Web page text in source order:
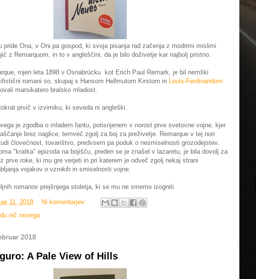
pride Ona, v Oni pa gospod, ki svoja pisanja rad začenja z modrimi mislimi
z Remarquom, in to v angleščini, da je bilo doživetje kar najbolj pristno.
rojen leta 1898 v Osnabrücku kot Erich Paul Remark, je bil nemški
romani so, skupaj s Hansom Hellmutom Kirstom in Louis-Ferdinandom
marsikatero bralsko mladost.
prvič v izvirniku, ki seveda ni angleški.
je zgodba o mladem fantu, potisnjenem v norost prve svetovne vojne, kjer
brez naglice, temveč zgolj za boj za preživetje. Remarque v tej nori
človečnost, tovarištvo, predvsem pa poduk o nesmiselnosti grozodejstev.
"kratka" epizoda na bojišču, preden se je znašel v lazaretu, je bila dovolj za
prve roke, ki mu gre verjeti in pri katerem je odveč zgolj nekaj strani
vojakov o vzrokih in smiselnosti vojne.
romanov prejšnjega stoletja, ki se mu ne smemo izogniti.
11, 2018
Ni komentarjev:
nič novega
2018
A Pale View of Hills